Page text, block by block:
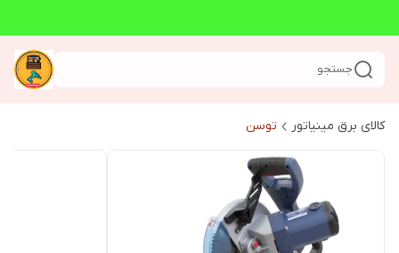
جستجو
کالای برق مینیاتور توسن